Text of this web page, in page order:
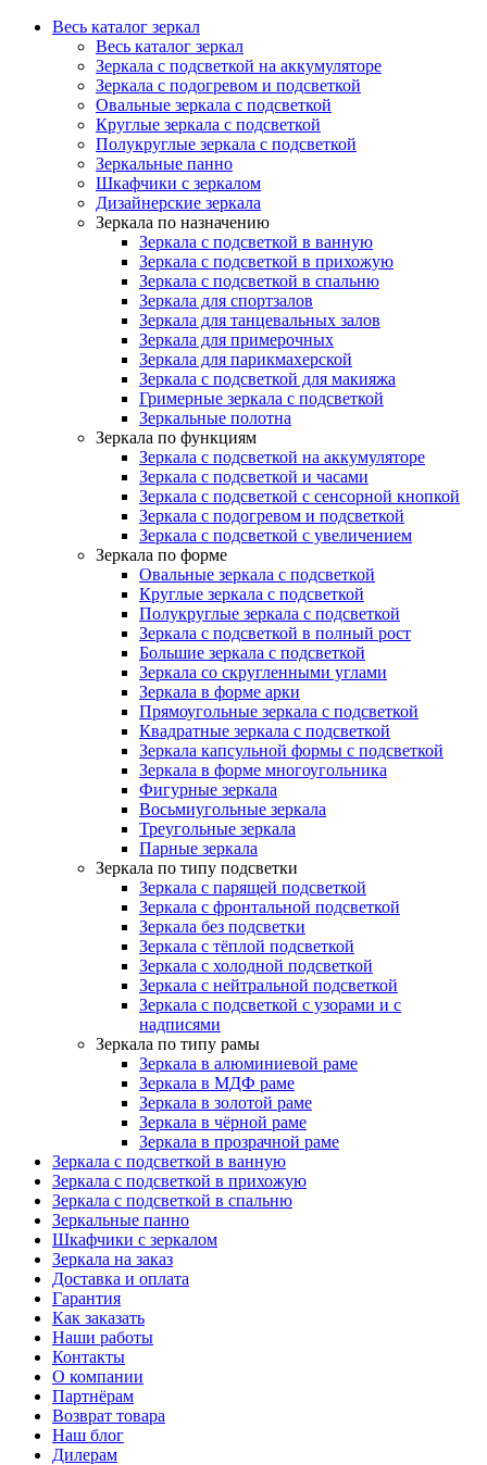
Весь каталог зеркал
Весь каталог зеркал
Зеркала с подсветкой на аккумуляторе
Зеркала с подогревом и подсветкой
Овальные зеркала с подсветкой
Круглые зеркала с подсветкой
Полукруглые зеркала с подсветкой
Зеркальные панно
Шкафчики с зеркалом
Дизайнерские зеркала
Зеркала по назначению
Зеркала с подсветкой в ванную
Зеркала с подсветкой в прихожую
Зеркала с подсветкой в спальню
Зеркала для спортзалов
Зеркала для танцевальных залов
Зеркала для примерочных
Зеркала для парикмахерской
Зеркала с подсветкой для макияжа
Гримерные зеркала с подсветкой
Зеркальные полотна
Зеркала по функциям
Зеркала с подсветкой на аккумуляторе
Зеркала с подсветкой и часами
Зеркала с подсветкой с сенсорной кнопкой
Зеркала с подогревом и подсветкой
Зеркала с подсветкой с увеличением
Зеркала по форме
Овальные зеркала с подсветкой
Круглые зеркала с подсветкой
Полукруглые зеркала с подсветкой
Зеркала с подсветкой в полный рост
Большие зеркала с подсветкой
Зеркала со скругленными углами
Зеркала в форме арки
Прямоугольные зеркала с подсветкой
Квадратные зеркала с подсветкой
Зеркала капсульной формы с подсветкой
Зеркала в форме многоугольника
Фигурные зеркала
Восьмиугольные зеркала
Треугольные зеркала
Парные зеркала
Зеркала по типу подсветки
Зеркала с парящей подсветкой
Зеркала с фронтальной подсветкой
Зеркала без подсветки
Зеркала с тёплой подсветкой
Зеркала с холодной подсветкой
Зеркала с нейтральной подсветкой
Зеркала с подсветкой с узорами и с
надписями
Зеркала по типу рамы
Зеркала в алюминиевой раме
Зеркала в МДФ раме
Зеркала в золотой раме
Зеркала в чёрной раме
Зеркала в прозрачной раме
Зеркала с подсветкой в ванную
Зеркала с подсветкой в прихожую
Зеркала с подсветкой в спальню
Зеркальные панно
Шкафчики с зеркалом
Зеркала на заказ
Доставка и оплата
Гарантия
Как заказать
Наши работы
Контакты
О компании
Партнёрам
Возврат товара
Наш блог
Дилерам